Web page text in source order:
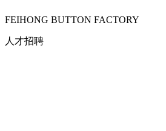
FEIHONG BUTTON FACTORY
人才招聘